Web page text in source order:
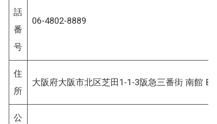
話
番
号
06-4802-8889
住
所
大阪府大阪市北区芝田1-1-3阪急三番街 南館
公